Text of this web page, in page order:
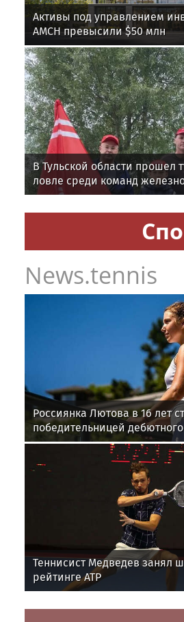
Активы под управлением
AMCH превысили $50 млн
В Тульской области прошел
ловле среди команд
News.tennis
Россиянка Лютова в 16 лет
победительницей
WTA
Теннисист Медведев занял
рейтинге ATP